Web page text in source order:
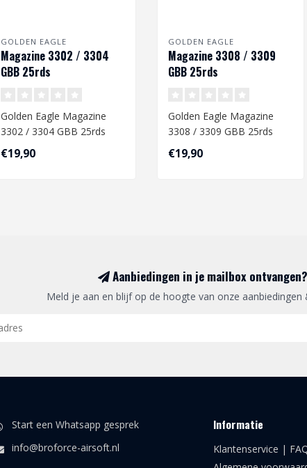
GOLDEN EAGLE
Magazine 3302 / 3304
GBB 25rds
Golden Eagle Magazine
3302 / 3304 GBB 25rds
€19,90
GOLDEN EAGLE
Magazine 3308 / 3309
GBB 25rds
Golden Eagle Magazine
3308 / 3309 GBB 25rds
€19,90
Aanbiedingen in je mailbox ontvangen?
Meld je aan en blijf op de hoogte van onze aanbiedingen
Start een Whatsapp gesprek
info@broforce-airsoft.nl
Informatie
Klantenservice |